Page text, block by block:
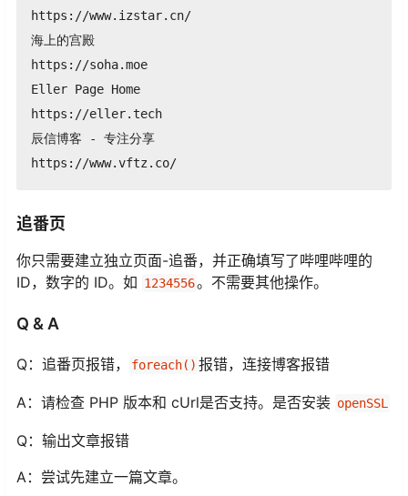
https://www.izstar.cn/
海上的宫殿
https://soha.moe
Eller Page Home
https://eller.tech
辰信博客 - 专注分享
https://www.vftz.co/
追番页
你只需要建立独立页面-追番，并正确填写了哔哩哔哩的
ID，数字的 ID。如 1234556。不需要其他操作。
Q & A
Q：追番页报错， foreach() 报错，连接博客报错
A：请检查 PHP 版本和 cUrl是否支持。是否安装 openSSL
Q：输出文章报错
A：尝试先建立一篇文章。